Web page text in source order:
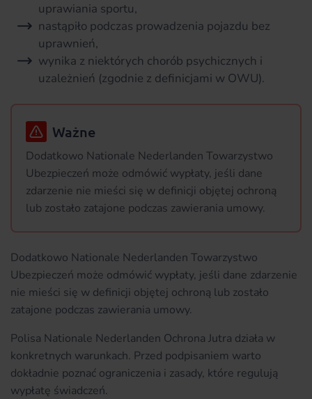
uprawiania sportu,
nastąpiło podczas prowadzenia pojazdu bez
uprawnień,
wynika z niektórych chorób psychicznych i
uzależnień (zgodnie z definicjami w OWU).
Ważne
Dodatkowo Nationale Nederlanden Towarzystwo
Ubezpieczeń może odmówić wypłaty, jeśli dane
zdarzenie nie mieści się w definicji objętej ochroną
lub zostało zatajone podczas zawierania umowy.
Dodatkowo Nationale Nederlanden Towarzystwo
Ubezpieczeń może odmówić wypłaty, jeśli dane zdarzenie
nie mieści się w definicji objętej ochroną lub zostało
zatajone podczas zawierania umowy.
Polisa Nationale Nederlanden Ochrona Jutra działa w
konkretnych warunkach. Przed podpisaniem warto
dokładnie poznać ograniczenia i zasady, które regulują
wypłatę świadczeń.